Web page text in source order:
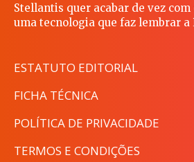
Stellantis quer acabar de vez
uma tecnologia que faz lembrar a
ESTATUTO EDITORIAL
FICHA TÉCNICA
POLÍTICA DE PRIVACIDADE
TERMOS E CONDIÇÕES